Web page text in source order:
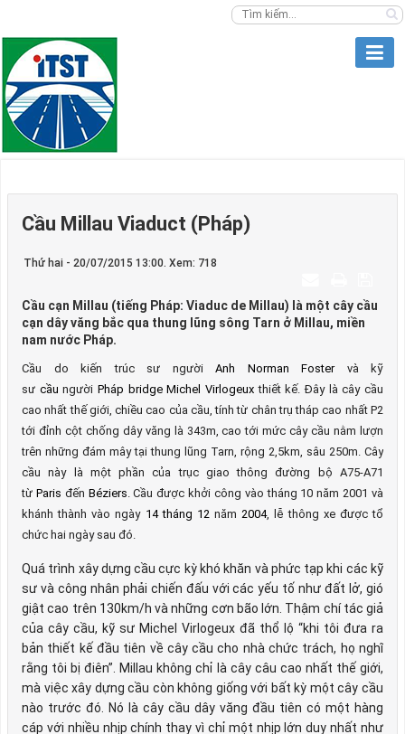
Cầu Millau Viaduct (Pháp)
Thứ hai - 20/07/2015 13:00. Xem: 718
Cầu cạn Millau (tiếng Pháp: Viaduc de Millau) là một cây cầu
cạn dây văng bắc qua thung lũng sông Tarn ở Millau, miền
nam nước Pháp.
Cầu do kiến trúc sư người Anh Norman Fostervà kỹ
sư cầu ngườiPháp bridge Michel Virlogeux thiết kế. Đây là cây cầu
cao nhất thế giới, chiều cao của cầu, tính từ chân trụ tháp cao nhất P2
tới đỉnh cột chống dây văng là 343m, cao tới mức cây cầu nằm lượn
trên những đám mây tại thung lũng Tarn, rộng 2,5km, sâu 250m. Cây
cầu này là một phần của trục giao thông đường bộ A75-A71
từ Paris đến Béziers. Cầu được khởi công vào tháng 10 năm 2001 và
khánh thành vào ngày 14 tháng 12năm2004, lễ thông xe được tổ
chức hai ngày sau đó.
Quá trình xây dựng cầu cực kỳ khó khăn và phức tạp khi các kỹ
sư và công nhân phải chiến đấu với các yếu tố như đất lở, gió
giật cao trên 130km/h và những cơn bão lớn. Thậm chí tác giả
của cây cầu, kỹ sư Michel Virlogeux đã thổ lộ “khi tôi đưa ra
bản thiết kế đầu tiên về cây cầu cho nhà chức trách, họ nghĩ
rằng tôi bị điên”. Millau không chỉ là cây câu cao nhất thế giới,
mà việc xây dựng cầu còn không giống với bất kỳ một cây cầu
nào trước đó. Nó là cây cầu dây văng đầu tiên có một hàng
cáp với nhiều nhịp chính thay vì chỉ một nhịp lớn duy nhất như